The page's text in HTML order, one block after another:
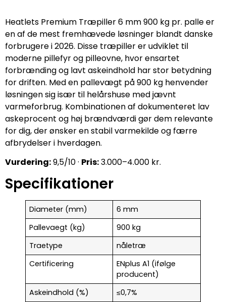
Heatlets Premium Træpiller 6 mm 900 kg pr. palle er
en af de mest fremhævede løsninger blandt danske
forbrugere i 2026. Disse træpiller er udviklet til
moderne pillefyr og pilleovne, hvor ensartet
forbrænding og lavt askeindhold har stor betydning
for driften. Med en pallevægt på 900 kg henvender
løsningen sig især til helårshuse med jævnt
varmeforbrug. Kombinationen af dokumenteret lav
askeprocent og høj brændværdi gør dem relevante
for dig, der ønsker en stabil varmekilde og færre
afbrydelser i hverdagen.
Vurdering:9,5/10 · Pris:3.000–4.000 kr.
Specifikationer
Diameter (mm)
6 mm
Pallevaegt (kg)
900 kg
Traetype
nåletræ
Certificering
ENplus A1 (ifølge
producent)
Askeindhold (%)
≤0,7%